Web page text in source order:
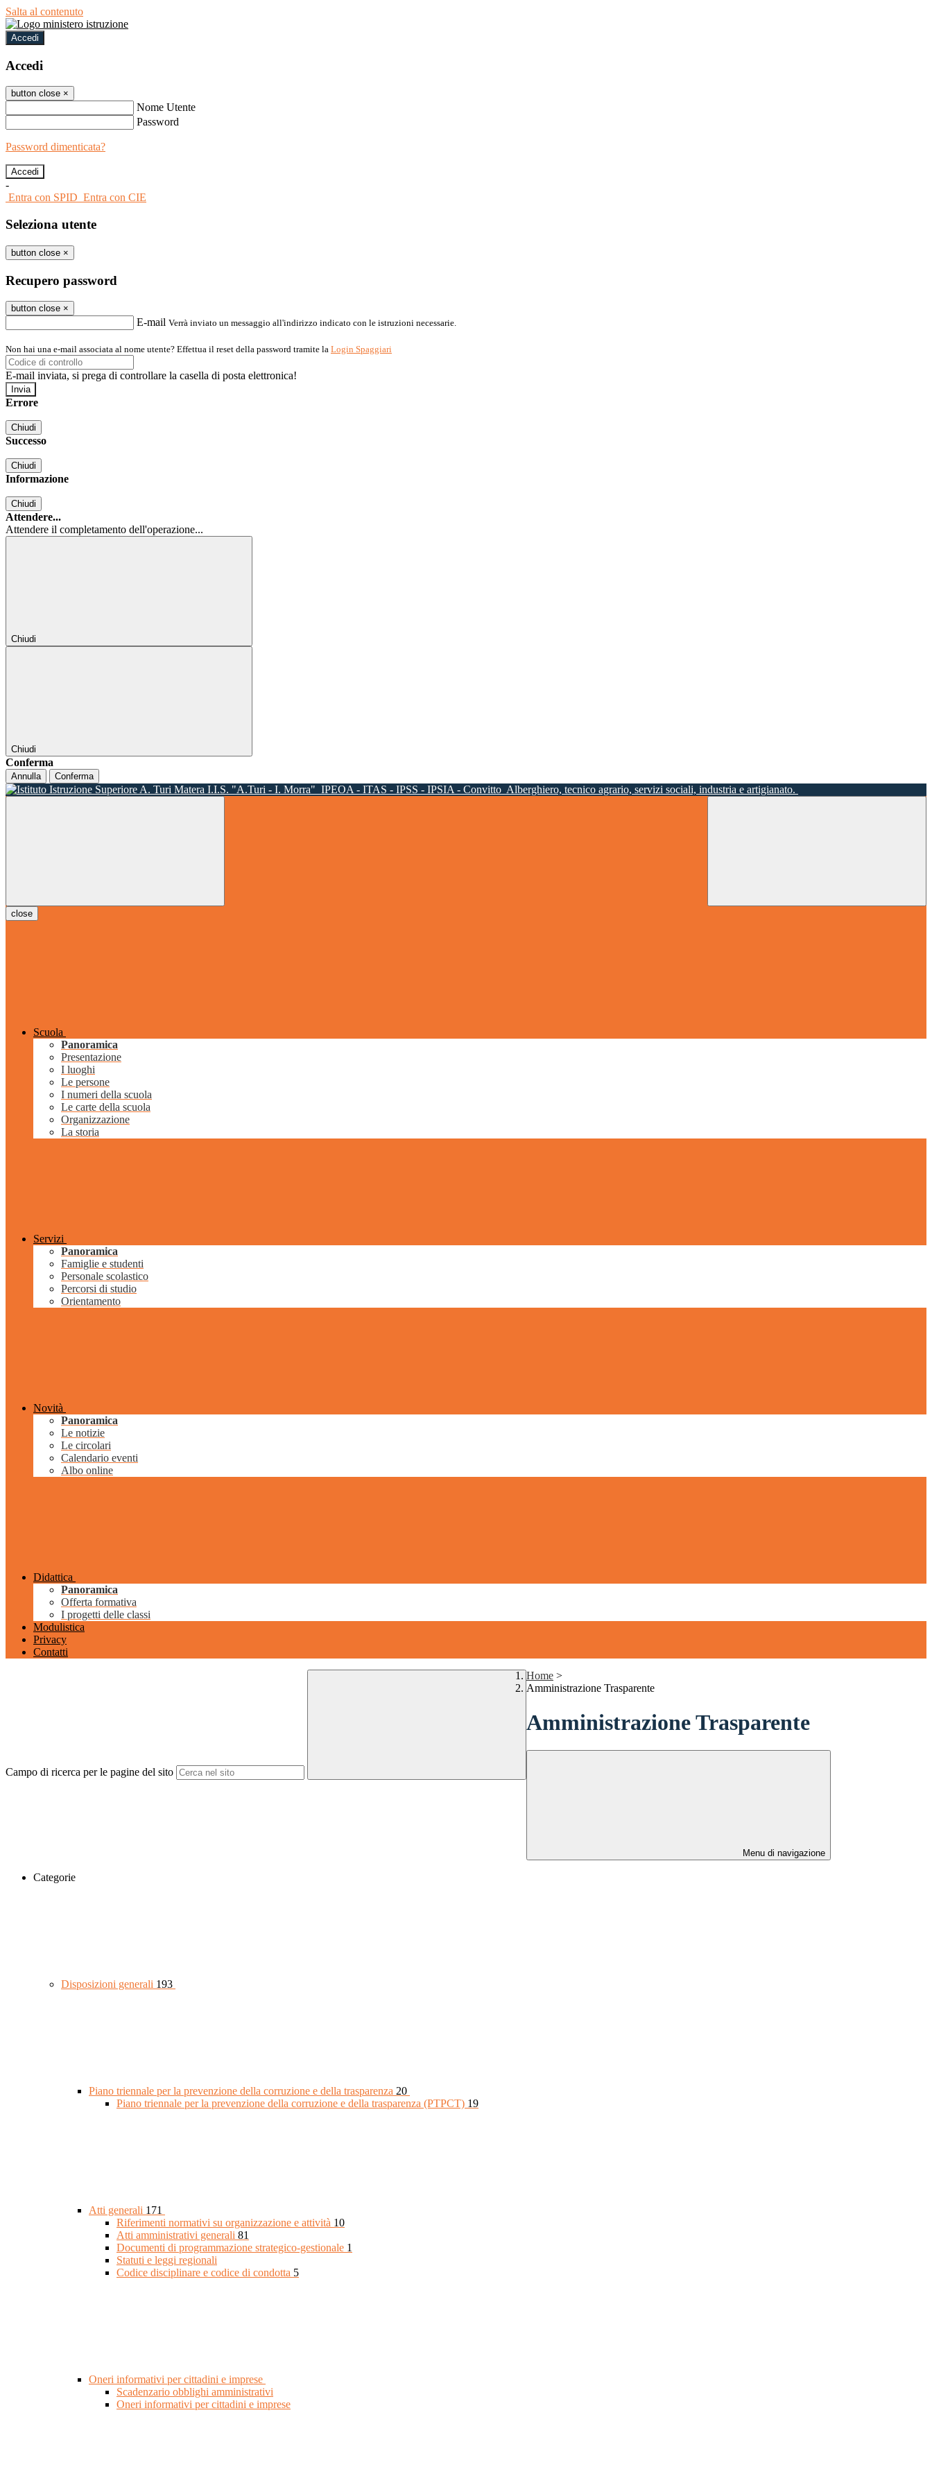
Salta al contenuto
Accedi
Accedi
button close ×
Nome Utente
Password
Password dimenticata?
-
Entra con SPID Entra con CIE
Seleziona utente
button close ×
Recupero password
button close ×
E-mail Verrà inviato un messaggio all'indirizzo indicato con le istruzioni necessarie.
Non hai una e-mail associata al nome utente? Effettua il reset della password tramite la Login Spaggiari
E-mail inviata, si prega di controllare la casella di posta elettronica!
Errore
Chiudi
Successo
Chiudi
Informazione
Chiudi
Attendere...
Attendere il completamento dell'operazione...
Chiudi
Chiudi
Conferma
Annulla Conferma
I.I.S. "A.Turi - I. Morra" IPEOA - ITAS - IPSS - IPSIA - Convitto Alberghiero, tecnico agrario, servizi sociali, industria e artigianato.
close
Scuola
Panoramica
Presentazione
I luoghi
Le persone
I numeri della scuola
Le carte della scuola
Organizzazione
La storia
Servizi
Panoramica
Famiglie e studenti
Personale scolastico
Percorsi di studio
Orientamento
Novità
Panoramica
Le notizie
Le circolari
Calendario eventi
Albo online
Didattica
Panoramica
Offerta formativa
I progetti delle classi
Modulistica
Privacy
Contatti
Campo di ricerca per le pagine del sito
Home >
Amministrazione Trasparente
Amministrazione Trasparente
Menu di navigazione
Categorie
Disposizioni generali 193
Piano triennale per la prevenzione della corruzione e della trasparenza 20
Piano triennale per la prevenzione della corruzione e della trasparenza (PTPCT) 19
Atti generali 171
Riferimenti normativi su organizzazione e attività 10
Atti amministrativi generali 81
Documenti di programmazione strategico-gestionale 1
Statuti e leggi regionali
Codice disciplinare e codice di condotta 5
Oneri informativi per cittadini e imprese
Scadenzario obblighi amministrativi
Oneri informativi per cittadini e imprese